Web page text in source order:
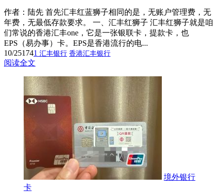
作者：陆先 首先汇丰红蓝狮子相同的是，无账户管理费，无
年费，无最低存款要求。 一、汇丰红狮子 汇丰红狮子就是咱
们常说的香港汇丰one，它是一张银联卡，提款卡，也
EPS（易办事）卡。EPS是香港流行的电...
10/251741 汇丰银行 香港汇丰银行
阅读全文
境外银行
卡